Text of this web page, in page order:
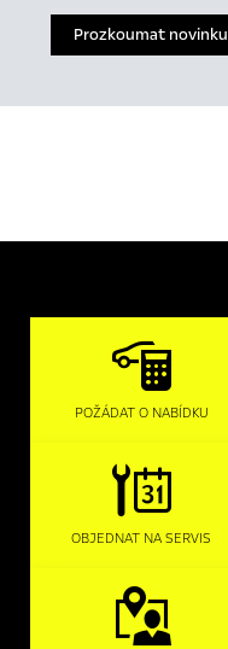
Prozkoumat novinku
POŽÁDAT O NABÍDKU
OBJEDNAT NA SERVIS